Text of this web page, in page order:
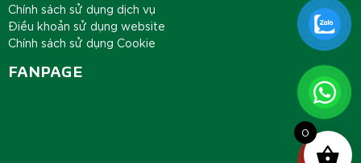
Chính sách sử dụng dịch vụ
Điều khoản sử dụng website
Chính sách sử dụng Cookie
FANPAGE
0